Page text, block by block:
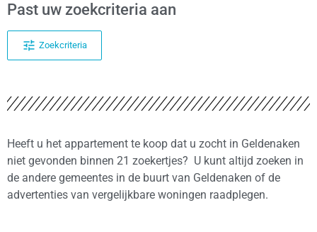
Past uw zoekcriteria aan
Zoekcriteria
Heeft u het appartement te koop dat u zocht in Geldenaken
niet gevonden binnen 21 zoekertjes? U kunt altijd zoeken in
de andere gemeentes in de buurt van Geldenaken of de
advertenties van vergelijkbare woningen raadplegen.